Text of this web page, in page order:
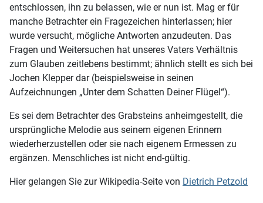
entschlossen, ihn zu belassen, wie er nun ist. Mag er für
manche Betrachter ein Fragezeichen hinterlassen; hier
wurde versucht, mögliche Antworten anzudeuten. Das
Fragen und Weitersuchen hat unseres Vaters Verhältnis
zum Glauben zeitlebens bestimmt; ähnlich stellt es sich bei
Jochen Klepper dar (beispielsweise in seinen
Aufzeichnungen „Unter dem Schatten Deiner Flügel“).
Es sei dem Betrachter des Grabsteins anheimgestellt, die
ursprüngliche Melodie aus seinem eigenen Erinnern
wiederherzustellen oder sie nach eigenem Ermessen zu
ergänzen. Menschliches ist nicht end-gültig.
Hier gelangen Sie zur Wikipedia-Seite von Dietrich Petzold